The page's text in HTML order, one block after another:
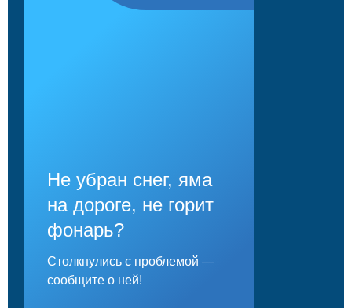
Не убран снег, яма
на дороге, не горит
фонарь?
Столкнулись с проблемой —
сообщите о ней!